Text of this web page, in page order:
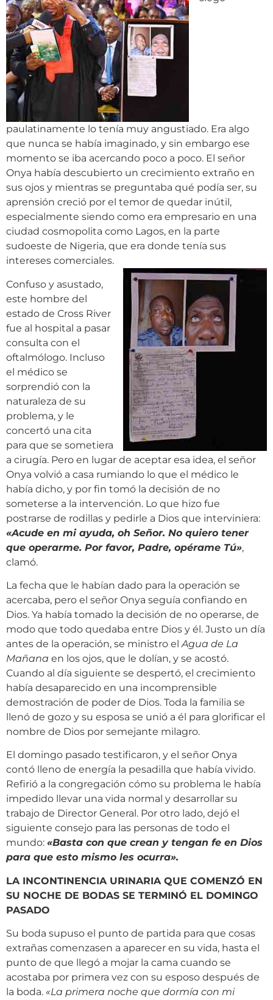
paulatinamente lo tenía muy angustiado. Era algo
que nunca se había imaginado, y sin embargo ese
momento se iba acercando poco a poco. El señor
Onya había descubierto un crecimiento extraño en
sus ojos y mientras se preguntaba qué podía ser, su
aprensión creció por el temor de quedar inútil,
especialmente siendo como era empresario en una
ciudad cosmopolita como Lagos, en la parte
sudoeste de Nigeria, que era donde tenía sus
intereses comerciales.
Confuso y asustado,
este hombre del
estado de Cross River
fue al hospital a pasar
consulta con el
oftalmólogo. Incluso
el médico se
sorprendió con la
naturaleza de su
problema, y le
concertó una cita
para que se sometiera
a cirugía. Pero en lugar de aceptar esa idea, el señor
Onya volvió a casa rumiando lo que el médico le
había dicho, y por fin tomó la decisión de no
someterse a la intervención. Lo que hizo fue
postrarse de rodillas y pedirle a Dios que interviniera:
«Acude en mi ayuda, oh Señor. No quiero tener
que operarme. Por favor, Padre, opérame Tú»,
clamó.
La fecha que le habían dado para la operación se
acercaba, pero el señor Onya seguía confiando en
Dios. Ya había tomado la decisión de no operarse, de
modo que todo quedaba entre Dios y él. Justo un día
antes de la operación, se ministro elAgua de La
Mañana en los ojos, que le dolían, y se acostó.
Cuando al día siguiente se despertó, el crecimiento
había desaparecido en una incomprensible
demostración de poder de Dios. Toda la familia se
llenó de gozo y su esposa se unió a él para glorificar el
nombre de Dios por semejante milagro.
El domingo pasado testificaron, y el señor Onya
contó lleno de energía la pesadilla que había vivido.
Refirió a la congregación cómo su problema le había
impedido llevar una vida normal y desarrollar su
trabajo de Director General. Por otro lado, dejó el
siguiente consejo para las personas de todo el
mundo: «Basta con que crean y tengan fe en Dios
para que esto mismo les ocurra».
LA INCONTINENCIA URINARIA QUE COMENZÓ EN
SU NOCHE DE BODAS SE TERMINÓ EL DOMINGO
PASADO
Su boda supuso el punto de partida para que cosas
extrañas comenzasen a aparecer en su vida, hasta el
punto de que llegó a mojar la cama cuando se
acostaba por primera vez con su esposo después de
la boda. «La primera noche que dormía con mi